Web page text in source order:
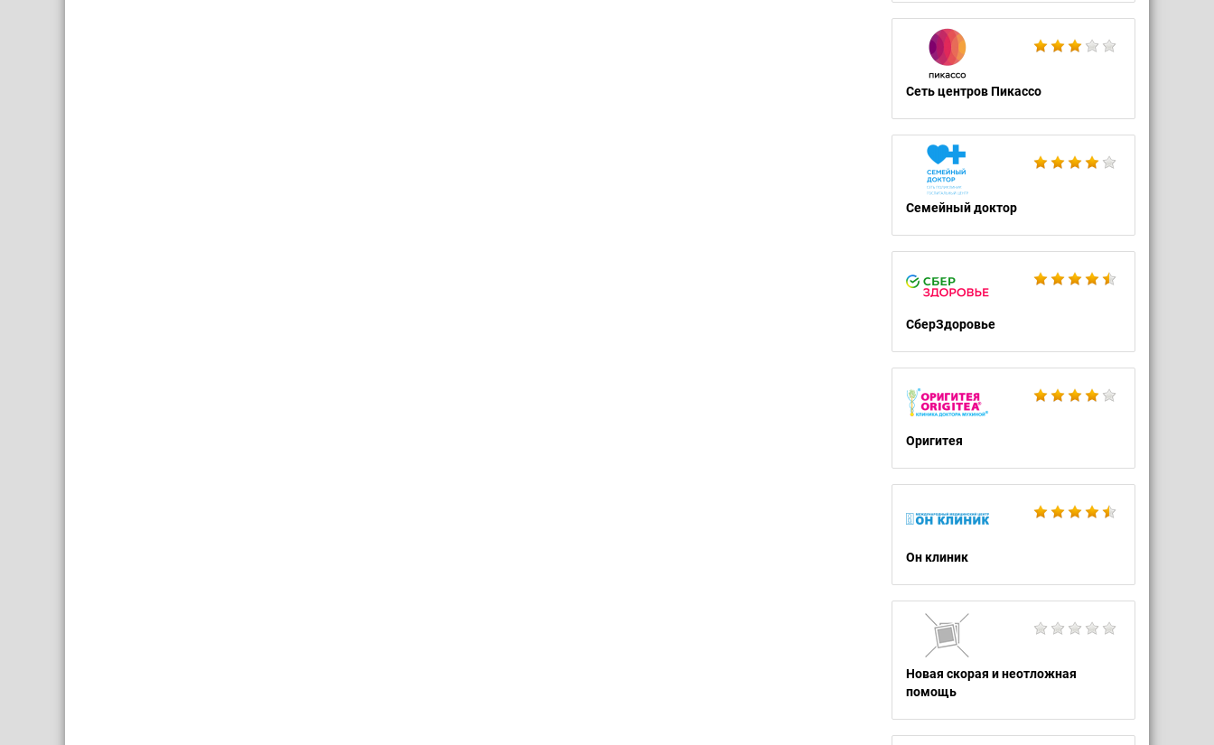
Сеть центров Пикассо
Семейный доктор
СберЗдоровье
Оригитея
Он клиник
Новая скорая и неотложная
помощь